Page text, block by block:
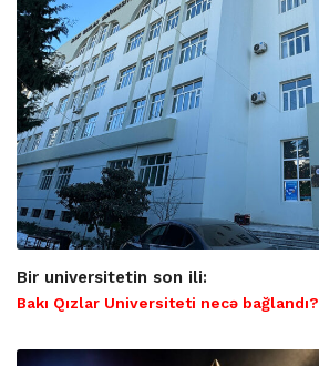
Bir universitetin son ili:
Bakı Qızlar Universiteti necə bağlandı?